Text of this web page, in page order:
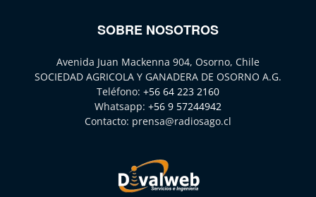
SOBRE NOSOTROS
Avenida Juan Mackenna 904, Osorno, Chile
SOCIEDAD AGRICOLA Y GANADERA DE OSORNO A.G.
Teléfono: +56 64 223 2160
Whatsapp: +56 9 57244942
Contacto: prensa@radiosago.cl